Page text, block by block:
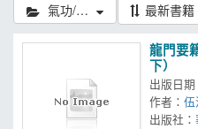
氣功/導引 最新書籍
龍門要
下）
出版日期
作者：
出版社：
書店暢銷榜